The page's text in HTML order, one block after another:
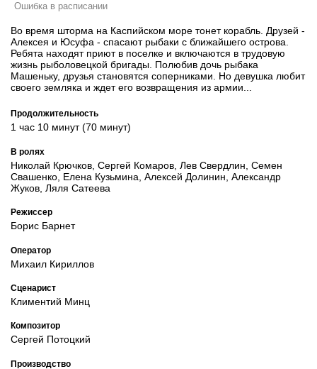
Ошибка в расписании
Во время шторма на Каспийском море тонет корабль. Друзей -
Алексея и Юсуфа - спасают рыбаки с ближайшего острова.
Ребята находят приют в поселке и включаются в трудовую
жизнь рыболовецкой бригады. Полюбив дочь рыбака
Машеньку, друзья становятся соперниками. Но девушка любит
своего земляка и ждет его возвращения из армии...
Продолжительность
1 час 10 минут (70 минут)
В ролях
Николай Крючков, Сергей Комаров, Лев Свердлин, Семен
Свашенко, Елена Кузьмина, Алексей Долинин, Александр
Жуков, Ляля Сатеева
Режиссер
Борис Барнет
Оператор
Михаил Кириллов
Сценарист
Климентий Минц
Композитор
Сергей Потоцкий
Производство